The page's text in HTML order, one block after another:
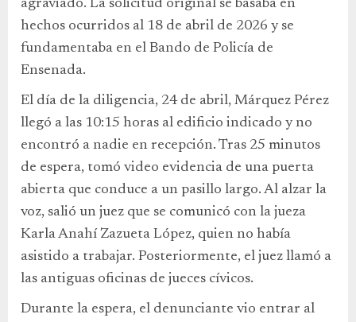
agraviado. La solicitud original se basaba en
hechos ocurridos al 18 de abril de 2026 y se
fundamentaba en el Bando de Policía de
Ensenada.
El día de la diligencia, 24 de abril, Márquez Pérez
llegó a las 10:15 horas al edificio indicado y no
encontró a nadie en recepción. Tras 25 minutos
de espera, tomó video evidencia de una puerta
abierta que conduce a un pasillo largo. Al alzar la
voz, salió un juez que se comunicó con la jueza
Karla Anahí Zazueta López, quien no había
asistido a trabajar. Posteriormente, el juez llamó a
las antiguas oficinas de jueces cívicos.
Durante la espera, el denunciante vio entrar al